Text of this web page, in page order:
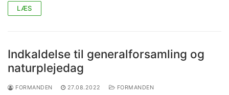
LÆS
Indkaldelse til generalforsamling og
naturplejedag
FORMANDEN 27.08.2022 FORMANDEN